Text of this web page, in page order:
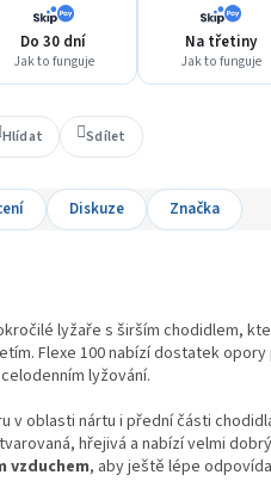
Do 30 dní
Jak to funguje
Na třetiny
Jak to funguje
Hlídat Sdílet
Diskuze Značka
lyžaře s širším chodidlem,
Flexe 100 nabízí dostatek opory
lyžování.
v oblasti nártu i přední části
hřejivá a nabízí velmi
vzduchem, aby ještě lépe